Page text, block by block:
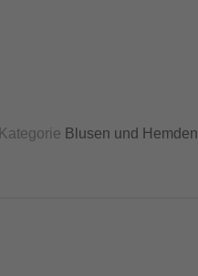
Kategorie Blusen und Hemden